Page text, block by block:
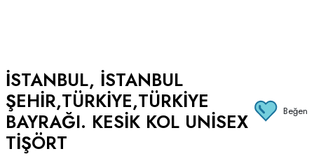
ISTANBUL, ISTANBUL
ŞEHIR,TÜRKIYE,TÜRKIYE
BAYRAĞI. KESIK KOL UNISEX
TIŞÖRT
Beğen